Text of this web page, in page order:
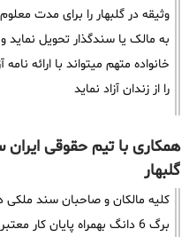
وثیقه در گلبهار را برای مدت
به مالک یا سندگذار تحویل نماید
خانواده متهم میتواند با ارائه
را از زندان آزاد نماید
همکاری با تیم حقوقی ایران
گلبهار
کلیه مالکان و صاحبان سند ملکی
برگ 6 دانگ بهمراه پایان کار